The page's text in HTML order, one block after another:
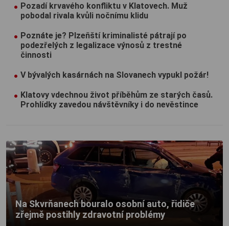
Pozadí krvavého konfliktu v Klatovech. Muž
pobodal rivala kvůli nočnímu klidu
Poznáte je? Plzeňští kriminalisté pátrají po
podezřelých z legalizace výnosů z trestné
činnosti
V bývalých kasárnách na Slovanech vypukl požár!
Klatovy vdechnou život příběhům ze starých časů.
Prohlídky zavedou návštěvníky i do nevěstince
Na Skvrňanech bouralo osobní auto, řidiče
zřejmě postihly zdravotní problémy